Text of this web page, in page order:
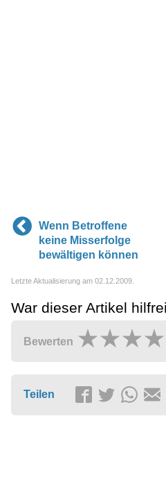
Wenn Betroffene
keine Misserfolge
bewältigen können
Letzte Aktualisierung am 02.12.2009.
War dieser Artikel
Bewerten
Teilen